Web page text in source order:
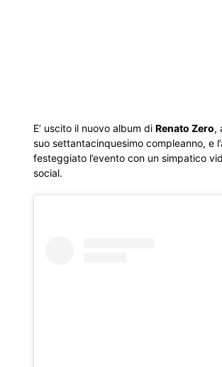
E’ uscito il nuovo album di Renato Zero,
suo settantacinquesimo compleanno, e
festeggiato l’evento con un simpatico
social.